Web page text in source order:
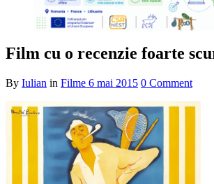
Film cu o recenzie foarte
By Iulian in Filme 6 mai 2015 0 Comment